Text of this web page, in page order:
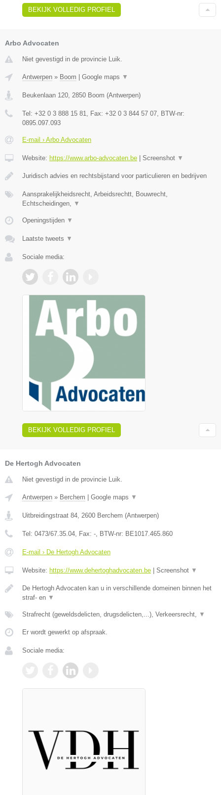
BEKIJK VOLLEDIG PROFIEL
Arbo Advocaten
Niet gevestigd in de provincie Luik.
Antwerpen » Boom Google maps ▼
Beukenlaan 120 2850 Boom (Antwerpen)
Tel: +32 0 3 888 15 81 , Fax: +32 0 3 844 57 07 , BTW-nr:
0895.097.093
E-mail › Arbo Advocaten
Website: https://www.arbo-advocaten.be Screenshot ▼
Juridisch advies en rechtsbijstand voor particulieren en bedrijven
Aansprakelijkheidsrecht, Arbeidsrechtt, Bouwrecht,
Echtscheidingen,
▼
Openingstijden ▼
Laatste tweets ▼
Sociale media:
BEKIJK VOLLEDIG PROFIEL
De Hertogh Advocaten
Niet gevestigd in de provincie Luik.
Antwerpen » Berchem Google maps ▼
Uitbreidingstraat 84 2600 Berchem (Antwerpen)
Tel: 0473/67.35.04 , Fax: - , BTW-nr: BE1017.465.860
E-mail › De Hertogh Advocaten
Website: https://www.dehertoghadvocaten.be Screenshot ▼
De Hertogh Advocaten kan u in verschillende domeinen binnen het
straf- en ▼
Strafrecht (geweldsdelicten, drugsdelicten,...), Verkeersrecht, ▼
Er wordt gewerkt op afspraak.
Sociale media: